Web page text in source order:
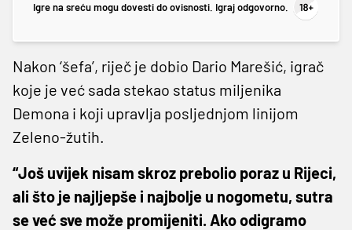
Igre na sreću mogu dovesti do ovisnosti. Igraj odgovorno.
Nakon ‘šefa’, riječ je dobio Dario Marešić, igrač
koje je već sada stekao status miljenika
Demona i koji upravlja posljednjom linijom
Zeleno-žutih.
“Još uvijek nisam skroz prebolio poraz u Rijeci,
ali što je najljepše i najbolje u nogometu, sutra
se već sve može promijeniti. Ako odigramo